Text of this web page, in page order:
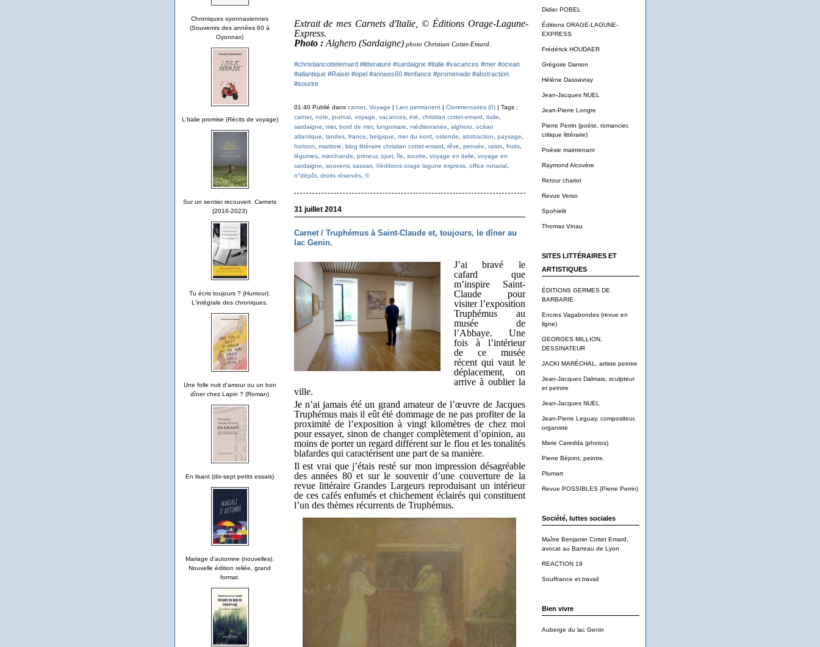
Chroniques oyonnaxiennes
(Souvenirs des années 60 à
Oyonnax)
L'Italie promise (Récits de voyage)
Sur un sentier recouvert. Carnets
(2016-2023)
Tu écris toujours ? (Humour).
L'intégrale des chroniques.
Une folle nuit d'amour ou un bon
dîner chez Lapin ? (Roman)
En lisant (dix-sept petits essais)
Mariage d'automne (nouvelles).
Nouvelle édition reliée, grand
format.
Didier POBEL
Éditions ORAGE-LAGUNE-
EXPRESS
Frédérick HOUDAER
Grégoire Damon
Hélène Dassavray
Jean-Jacques NUEL
Jean-Pierre Longre
Pierre Perrin (poète, romancier,
critique littéraire)
Poésie maintenant
Raymond Alcovère
Retour chariot
Revue Verso
Spohielit
Thomas Vinau
SITES LITTÉRAIRES ET
ARTISTIQUES
ÉDITIONS GERMES DE
BARBARIE
Encres Vagabondes (revue en
ligne)
GEORGES MILLION,
DESSINATEUR
JACKI MARÉCHAL, artiste peintre
Jean-Jacques Dalmais, sculpteur
et peintre
Jean-Jacques NUEL
Jean-Pierre Leguay, compositeur,
organiste
Marie Caredda (photos)
Pierre Béjoint, peintre.
Plumart
Revue POSSIBLES (Pierre Perrin)
Société, luttes sociales
Maître Benjamin Cottet Emard,
avocat au Barreau de Lyon
REACTION 19
Souffrance et travail
Bien vivre
Auberge du lac Genin
Extrait de mes Carnets d'Italie, © Éditions Orage-Lagune-
Express.
Photo :Alghero (Sardaigne) photo Christian Cottet-Emard.
#christiancottetemard #litterature #sardaigne #italie #vacances #mer #ocean
#atlantique #Raisin #opel #annees60 #enfance #promenade #abstraction
#sourire
01:40 Publié dans carnet, Voyage | Lien permanent| Commentaires (0)| Tags :
carnet, note journal, voyage vacances, été christian cottet-emard italie
sardaigne
mer, bord de mer, lungomare méditerranée alghero
océan
atlantique
landes, france belgique mer du nord ostende abstraction paysage
horizon
maritime blog littéraire christian cottet-emard rêve pensée raisin fruits,
légumes, marchande primeur, opel, île sourire voyage en italie
voyage en
sardaigne
souvenir, sassari, ©éditions orage lagune express, office notarial,
n°dépôt, droits réservés, ©
31 juillet 2014
Carnet / Truphémus à Saint-Claude et, toujours, le dîner au
lac Genin.
J’ai bravé le
cafard que
m’inspire Saint-
Claude pour
visiter l’exposition
Truphémus au
musée de
l’Abbaye. Une
fois à l’intérieur
de ce musée
récent qui vaut le
déplacement, on
arrive à oublier la
ville.
Je n’ai jamais été un grand amateur de l’œuvre de Jacques
Truphémus mais il eût été dommage de ne pas profiter de la
proximité de l’exposition à vingt kilomètres de chez moi
pour essayer, sinon de changer complètement d’opinion, au
moins de porter un regard différent sur le flou et les tonalités
blafardes qui caractérisent une part de sa manière.
Il est vrai que j’étais resté sur mon impression désagréable
des années 80 et sur le souvenir d’une couverture de la
revue littéraire Grandes Largeurs reproduisant un intérieur
de ces cafés enfumés et chichement éclairés qui constituent
l’un des thèmes récurrents de Truphémus.